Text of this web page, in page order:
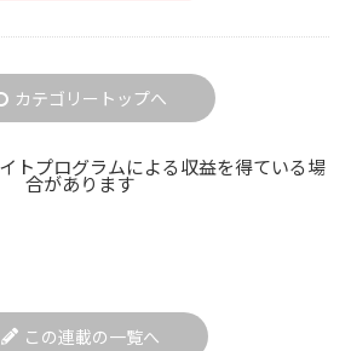
カテゴリートップへ
トプログラムによる収益を得ている場
合があります
この連載の一覧へ